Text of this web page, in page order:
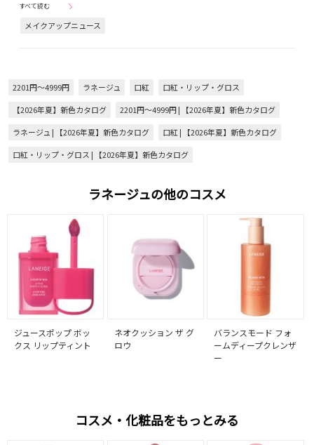
すべて読む
メイクアップニュース
2201円～4999円 ラネージュ 口紅
口紅・リップ・グロス
【2026年夏】新色カタログ
2201円～4999円 | 【2026年夏】新色カタログ
ラネージュ | 【2026年夏】新色カタログ
口紅 | 【2026年夏】新色カタログ
口紅・リップ・グロス | 【2026年夏】新色カタログ
ラネージュの他のコスメ
ジュースポップ ボッ
クス リップティント
ネオクッション ザ グ
ロウ
バランスモード フォ
ームディープクレンザ
ー
コスメ・化粧品をもっとみる